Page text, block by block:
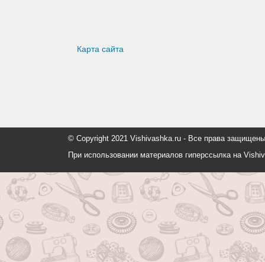
Карта сайта
© Copyright 2021 Vishivashka.ru - Все права
При использовании материалов гиперссылка на